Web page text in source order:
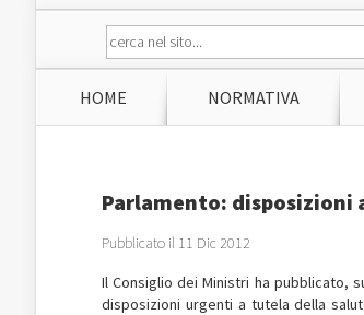
HOME NORMATIVA
Parlamento: disposizioni
Pubblicato il 11 Dic 2012
Il Consiglio dei Ministri ha pubblicato,
disposizioni urgenti a tutela della